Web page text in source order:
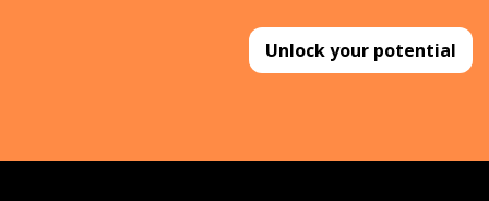
Unlock your potential